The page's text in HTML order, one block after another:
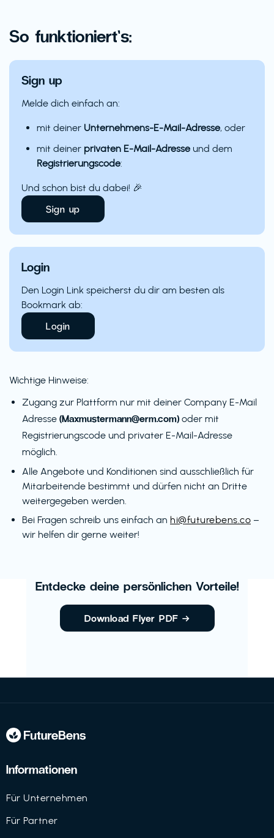
So funktioniert’s:
Sign up
Melde dich einfach an:
mit deiner Unternehmens-E-Mail-Adresse, oder
mit deiner privaten E-Mail-Adresse und dem
Registrierungscode:
Und schon bist du dabei! 🎉
Sign up
Login
Den Login Link speicherst du dir am besten als
Bookmark ab:
Login
Wichtige Hinweise:
Zugang zur Plattform nur mit deiner Company E-Mail
Adresse (Maxmustermann@erm.com) oder mit
Registrierungscode und privater E-Mail-Adresse
möglich.
Alle Angebote und Konditionen sind ausschließlich für
Mitarbeitende bestimmt und dürfen nicht an Dritte
weitergegeben werden.
Bei Fragen schreib uns einfach an hi@futurebens.co –
wir helfen dir gerne weiter!
Entdecke deine persönlichen Vorteile!
Download Flyer PDF →
Informationen
Für Unternehmen
Für Partner